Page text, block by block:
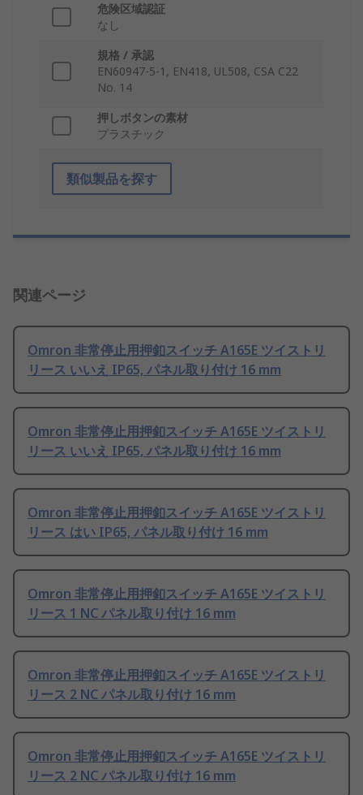
危険区域認証
なし
規格 / 承認
EN60947-5-1, EN418, UL508, CSA C22
No. 14
押しボタンの素材
プラスチック
類似製品を探す
関連ページ
Omron 非常停止用押釦スイッチ A165E ツイストリ
リース いいえ IP65, パネル取り付け 16 mm
Omron 非常停止用押釦スイッチ A165E ツイストリ
リース いいえ IP65, パネル取り付け 16 mm
Omron 非常停止用押釦スイッチ A165E ツイストリ
リース はい IP65, パネル取り付け 16 mm
Omron 非常停止用押釦スイッチ A165E ツイストリ
リース 1 NC パネル取り付け 16 mm
Omron 非常停止用押釦スイッチ A165E ツイストリ
リース 2 NC パネル取り付け 16 mm
Omron 非常停止用押釦スイッチ A165E ツイストリ
リース 2 NC パネル取り付け 16 mm